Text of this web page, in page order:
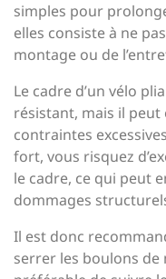
simples pour
elles consiste à ne
montage ou de
Le cadre d’un vélo
résistant, mais il
contraintes
fort, vous risquez
le cadre, ce qui peut
dommages
Il est donc
serrer les boulons